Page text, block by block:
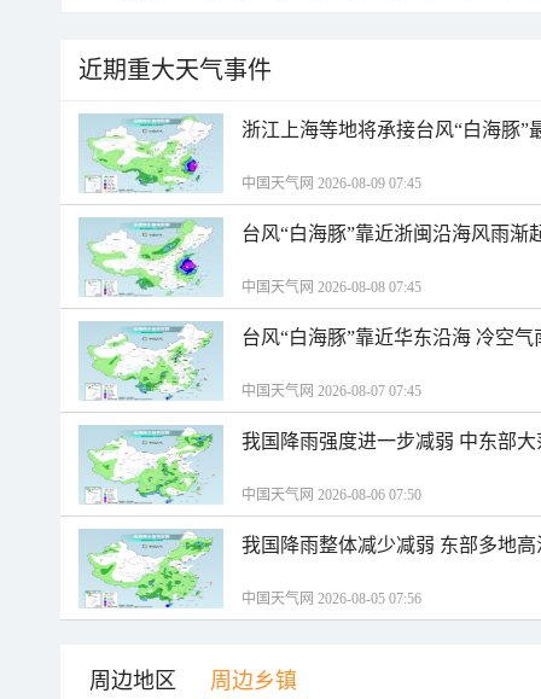
近期重大天气事件
浙江上海等地将承接台风“白海豚”
中国天气网 2026-08-09 07:45
台风“白海豚”靠近浙闽沿海风雨渐
中国天气网 2026-08-08 07:45
台风“白海豚”靠近华东沿海 冷空
中国天气网 2026-08-07 07:45
我国降雨强度进一步减弱 中东部
中国天气网 2026-08-06 07:50
我国降雨整体减少减弱 东部多地
中国天气网 2026-08-05 07:56
周边地区 周边乡镇